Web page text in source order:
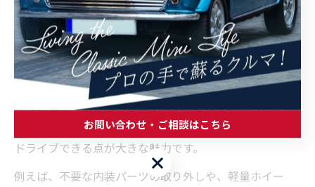
クラシックミニ軽量化で味わう冬の走行性能向上体験
クラシックミニを冬の富士吉田市で走らせる際、車両の
軽量化は走行性能の大幅な向上に直結します。車体重量
を減らすことで、加速やブレーキ性能が向上し、雪道や
凍結路面での操作性も高まります。これは、軽快なハン
ドリングを維持しながら、滑りやすい路面でも安心して
ドライブできる点が大きな魅力です。
例えば、不要な内装パーツの取り外しや、軽量ホイー
お問い合わせ・ご相談はこちら
お問い合わせ・ご相談はこちら